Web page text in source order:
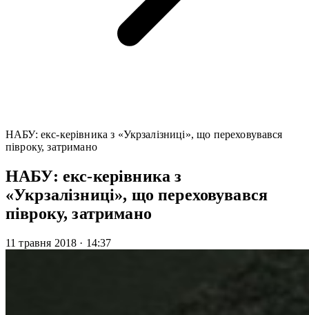
НАБУ: екс-керівника з «Укрзалізниці», що переховувався
півроку, затримано
НАБУ: екс-керівника з
«Укрзалізниці», що переховувався
півроку, затримано
11 травня 2018 · 14:37